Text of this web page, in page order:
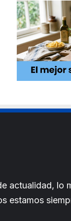
actualidad, lo
estamos